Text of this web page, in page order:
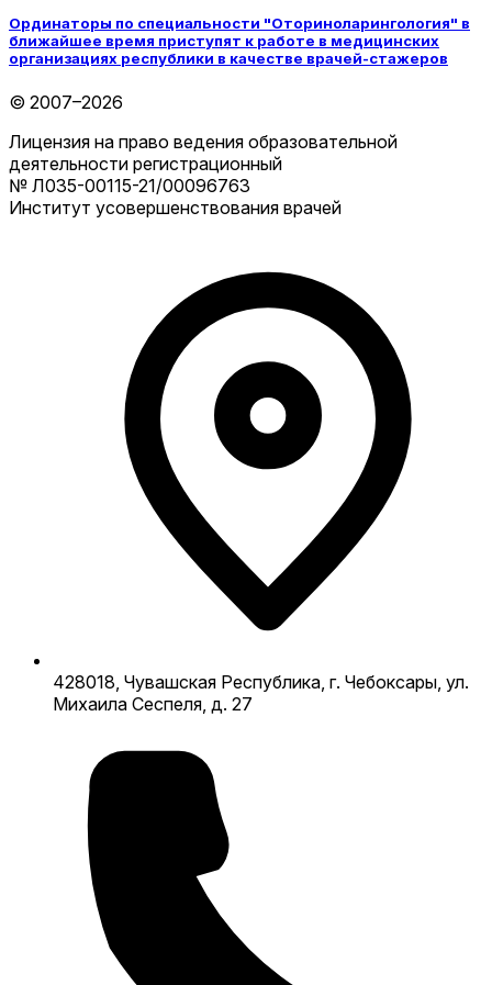
Ординаторы по специальности "Оториноларингология" в
ближайшее время приступят к работе в медицинских
организациях республики в качестве врачей-стажеров
© 2007–2026
Лицензия на право ведения образовательной
деятельности регистрационный
№ Л035-00115-21/00096763
Институт усовершенствования врачей
428018, Чувашская Республика, г. Чебоксары, ул.
Михаила Сеспеля, д. 27